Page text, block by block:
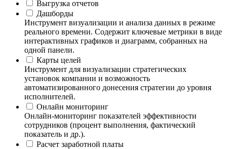
Выгрузка отчетов
Дашборды
Инструмент визуализации и анализа данных в режиме
реального времени. Содержит ключевые метрики в виде
интерактивных графиков и диаграмм, собранных на
одной панели.
Карты целей
Инструмент для визуализации стратегических
установок компании и возможность
автоматизированного донесения стратегии до уровня
исполнителей.
Онлайн мониторинг
Онлайн-мониторинг показателей эффективности
сотрудников (процент выполнения, фактический
показатель и др.).
Расчет заработной платы